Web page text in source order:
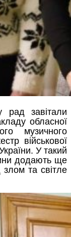
рад завітали
обласної
музичного
військової
У такий
додають ще
та світле